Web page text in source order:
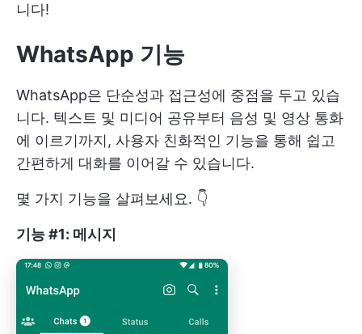
니다!
WhatsApp 기능
WhatsApp은 단순성과 접근성에 중점을 두고 있습
니다. 텍스트 및 미디어 공유부터 음성 및 영상 통화
에 이르기까지, 사용자 친화적인 기능을 통해 쉽고
간편하게 대화를 이어갈 수 있습니다.
몇 가지 기능을 살펴보세요. 👇
기능 #1: 메시지